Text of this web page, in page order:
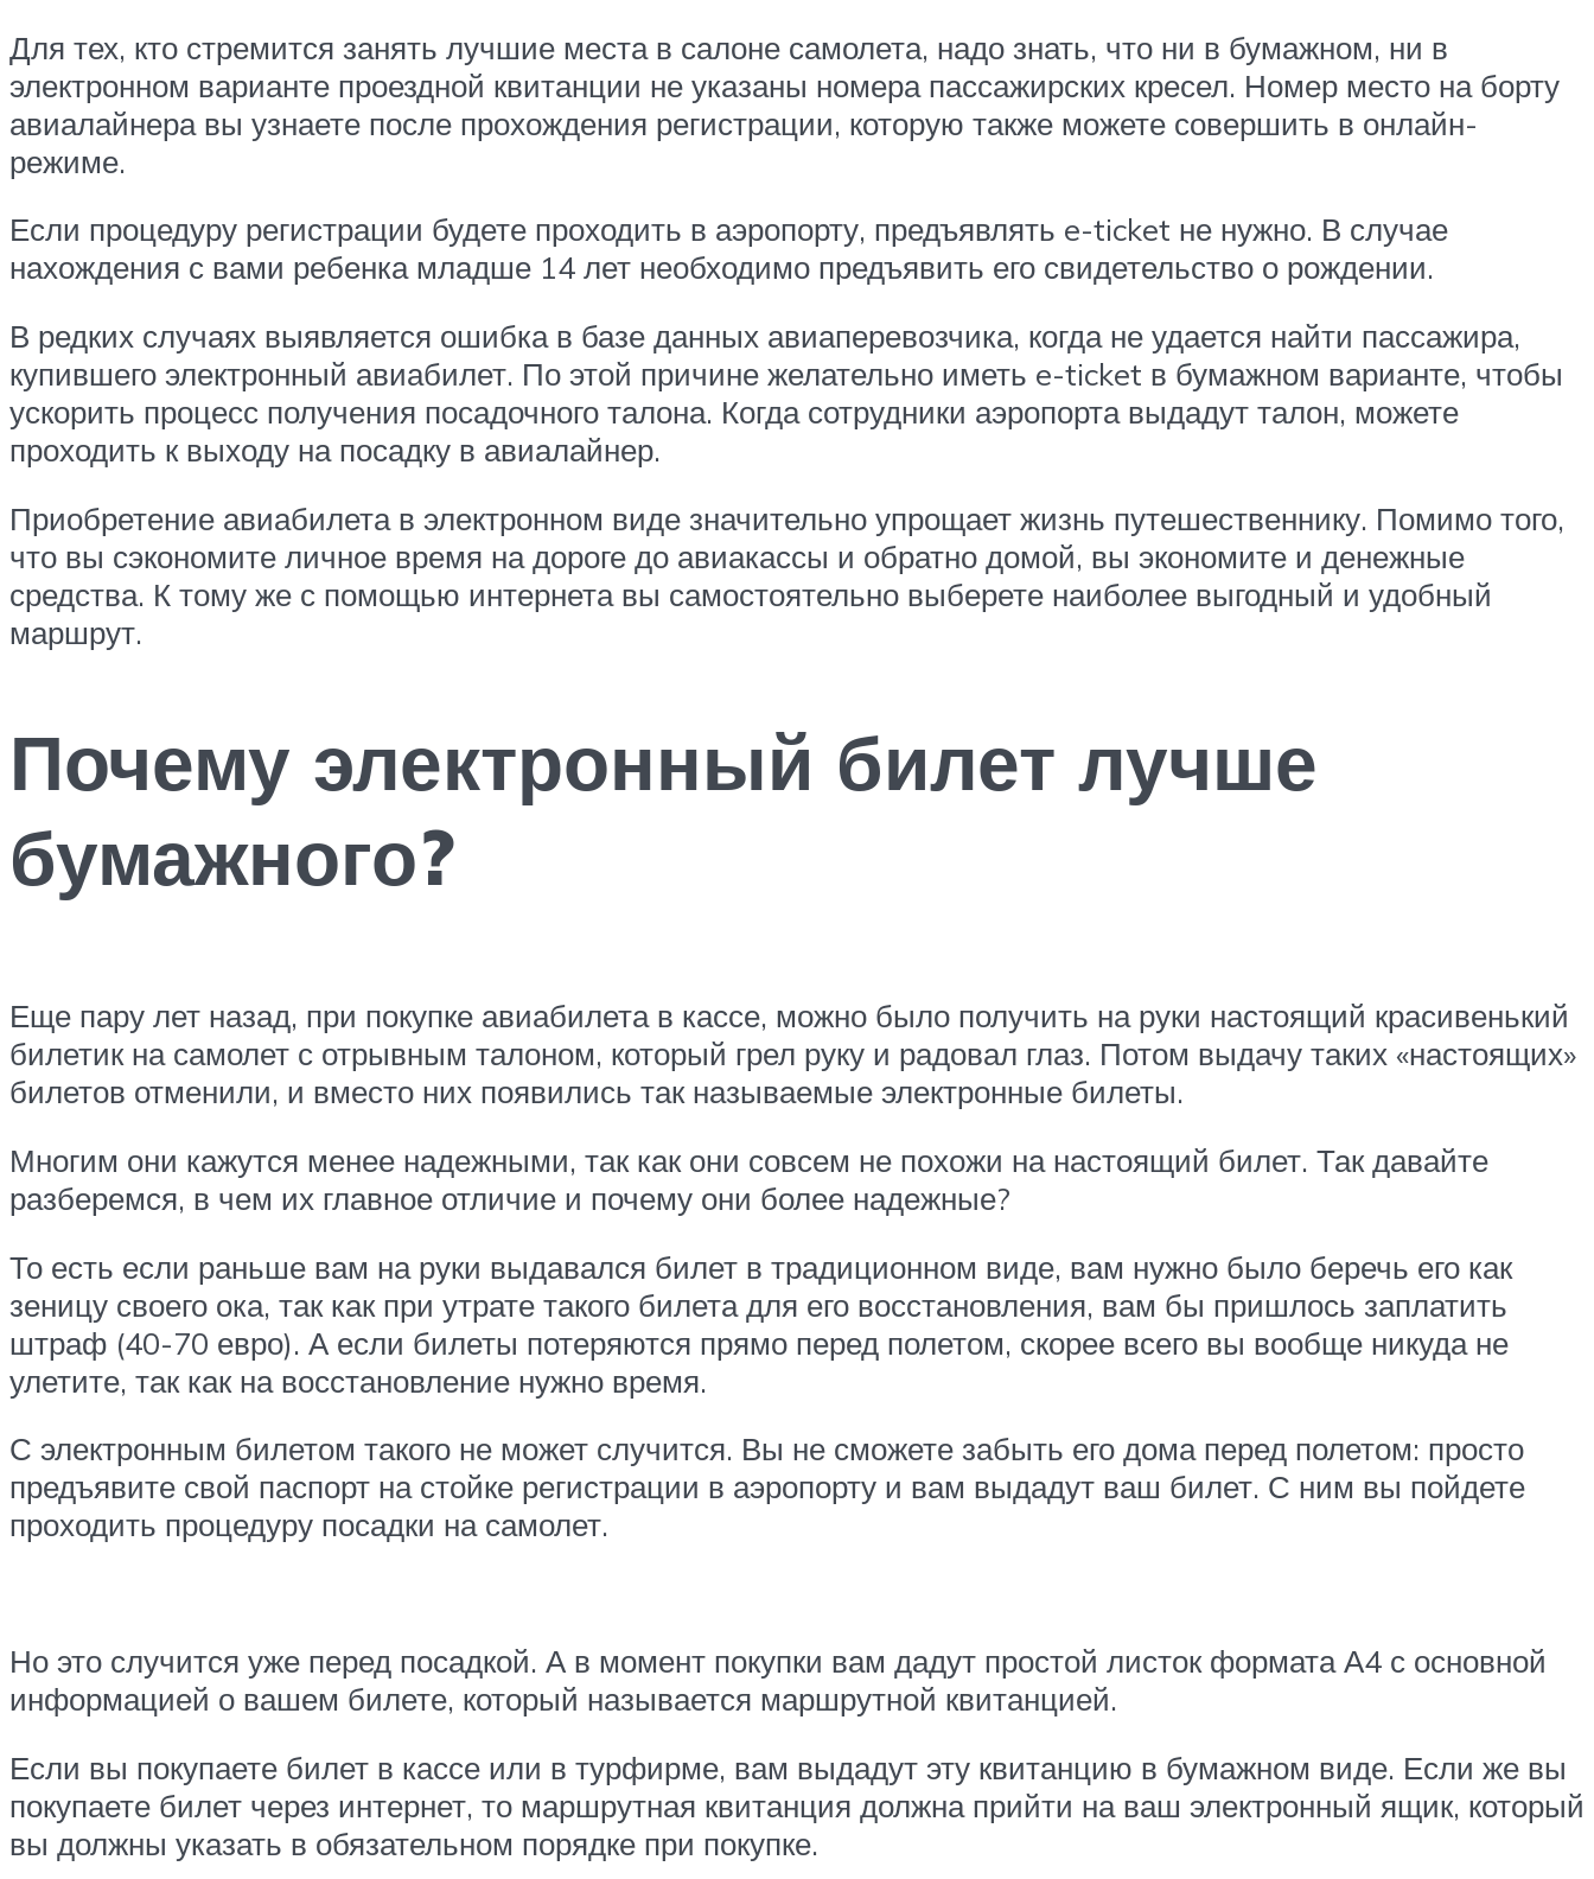
Для тех, кто стремится занять лучшие места в салоне самолета, надо знать, что ни в бумажном, ни в
электронном варианте проездной квитанции не указаны номера пассажирских кресел. Номер место на борту
авиалайнера вы узнаете после прохождения регистрации, которую также можете совершить в онлайн-
режиме.
Если процедуру регистрации будете проходить в аэропорту, предъявлять e-ticket не нужно. В случае
нахождения с вами ребенка младше 14 лет необходимо предъявить его свидетельство о рождении.
В редких случаях выявляется ошибка в базе данных авиаперевозчика, когда не удается найти пассажира,
купившего электронный авиабилет. По этой причине желательно иметь e-ticket в бумажном варианте, чтобы
ускорить процесс получения посадочного талона. Когда сотрудники аэропорта выдадут талон, можете
проходить к выходу на посадку в авиалайнер.
Приобретение авиабилета в электронном виде значительно упрощает жизнь путешественнику. Помимо того,
что вы сэкономите личное время на дороге до авиакассы и обратно домой, вы экономите и денежные
средства. К тому же с помощью интернета вы самостоятельно выберете наиболее выгодный и удобный
маршрут.
Почему электронный билет лучше
бумажного?
Еще пару лет назад, при покупке авиабилета в кассе, можно было получить на руки настоящий красивенький
билетик на самолет с отрывным талоном, который грел руку и радовал глаз. Потом выдачу таких «настоящих»
билетов отменили, и вместо них появились так называемые электронные билеты.
Многим они кажутся менее надежными, так как они совсем не похожи на настоящий билет. Так давайте
разберемся, в чем их главное отличие и почему они более надежные?
То есть если раньше вам на руки выдавался билет в традиционном виде, вам нужно было беречь его как
зеницу своего ока, так как при утрате такого билета для его восстановления, вам бы пришлось заплатить
штраф (40-70 евро). А если билеты потеряются прямо перед полетом, скорее всего вы вообще никуда не
улетите, так как на восстановление нужно время.
С электронным билетом такого не может случится. Вы не сможете забыть его дома перед полетом: просто
предъявите свой паспорт на стойке регистрации в аэропорту и вам выдадут ваш билет. С ним вы пойдете
проходить процедуру посадки на самолет.
Но это случится уже перед посадкой. А в момент покупки вам дадут простой листок формата А4 с основной
информацией о вашем билете, который называется маршрутной квитанцией.
Если вы покупаете билет в кассе или в турфирме, вам выдадут эту квитанцию в бумажном виде. Если же вы
покупаете билет через интернет, то маршрутная квитанция должна прийти на ваш электронный ящик, который
вы должны указать в обязательном порядке при покупке.